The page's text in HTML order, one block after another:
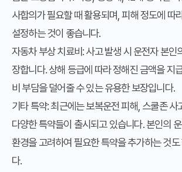
사합의가 필요할 때 활용되며, 피해 정도에 따
설정하는 것이 좋습니다.
자동차 부상 치료비 : 사고 발생 시 운전자 본인
장합니다. 상해 등급에 따라 정해진 금액을 지
비 부담을 덜어줄 수 있는 유용한 보장입니다.
기타 특약: 최근에는 보복운전 피해, 스쿨존 사
다양한 특약들이 출시되고 있습니다. 본인의
환경을 고려하여 필요한 특약을 추가하는 것도
다.